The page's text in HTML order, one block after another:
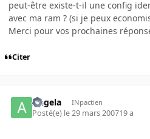
peut-être existe-t-il une config
avec ma ram ? (si je peux
Merci pour vos prochaines
Citer
Angela INpactien
Posté(e) le 29 mars 200719 a